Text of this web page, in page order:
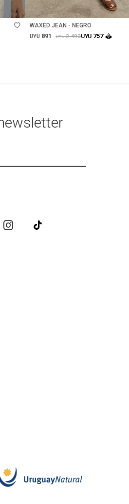
Talle
WAXED JEAN - NEGRO
UYU 891 UYU2.490UYU 757
